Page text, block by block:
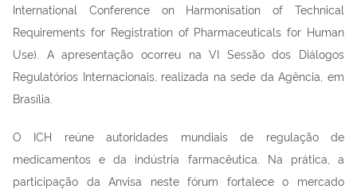
International Conference on Harmonisation of Technical
Requirements for Registration of Pharmaceuticals for Human
Use). A apresentação ocorreu na VI Sessão dos Diálogos
Regulatórios Internacionais, realizada na sede da Agência, em
Brasília.
O ICH reúne autoridades mundiais de regulação de
medicamentos e da indústria farmacêutica. Na prática, a
participação da Anvisa neste fórum fortalece o mercado